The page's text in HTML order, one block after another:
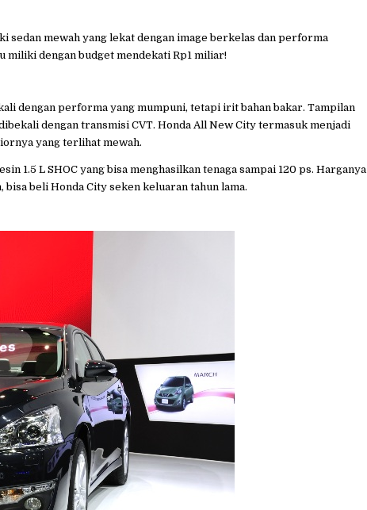
mewah yang lekat dengan image berkelas dan performa
miliki dengan budget mendekati Rp1 miliar!
dengan performa yang mumpuni, tetapi irit bahan bakar. Tampilan
dengan transmisi CVT. Honda All New City termasuk menjadi
yang terlihat mewah.
1.5 L SHOC yang bisa menghasilkan tenaga sampai 120 ps. Harganya
beli Honda City seken keluaran tahun lama.